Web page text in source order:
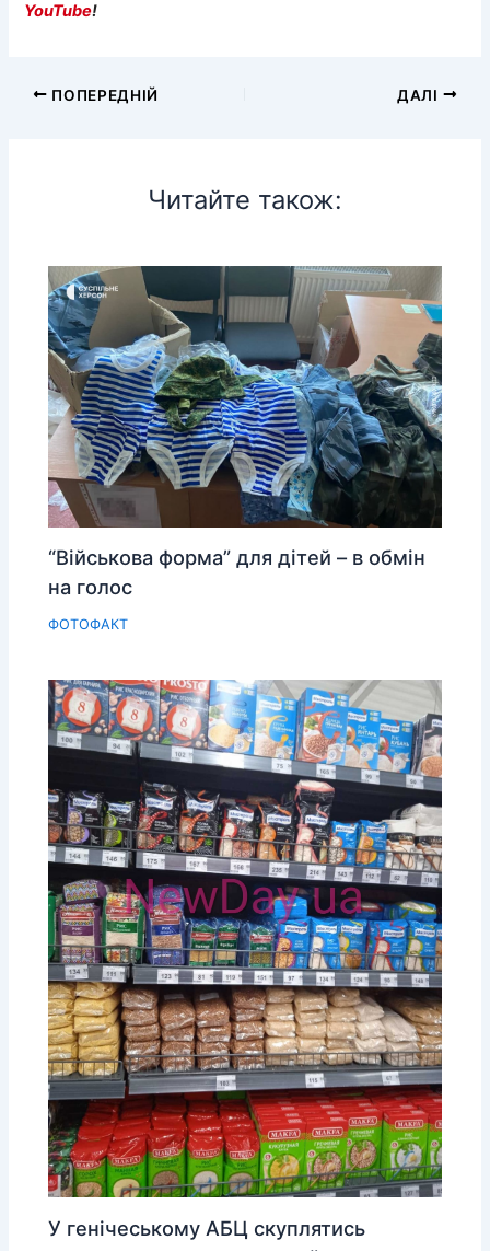
YouTube!
ПОПЕРЕДНІЙ ДАЛІ
Читайте також:
“Військова форма” для дітей – в обмін
на голос
ФОТОФАКТ
У генічеському АБЦ скуплятись